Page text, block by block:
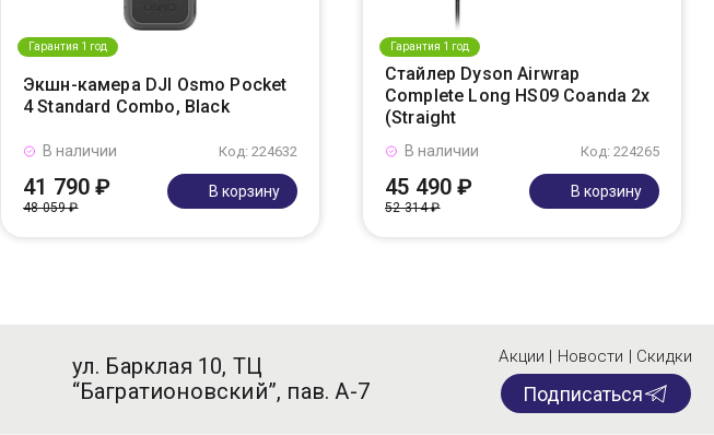
Гарантия 1 год
Экшн-камера DJI Osmo Pocket
4 Standard Combo, Black
Код: 224632
В наличии
41 790 ₽
48 059 ₽
В корзину
Гарантия 1 год
Стайлер Dyson Airwrap
Complete Long HS09 Coanda 2x
(Straight
Код: 224265
В наличии
45 490 ₽
52 314 ₽
В корзину
ул. Барклая 10, ТЦ
“Багратионовский”, пав. А-7
Акции | Новости | Скидки
Подписаться